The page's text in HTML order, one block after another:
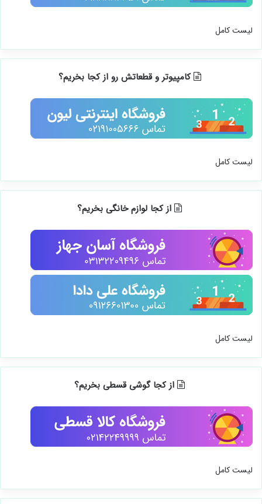
لیست کامل
کامپیوتر و قطعاتش رو از کجا بخریم؟
لیست کامل
از کجا لوازم خانگی بخریم؟
لیست کامل
از کجا گوشی قسطی بخریم؟
لیست کامل